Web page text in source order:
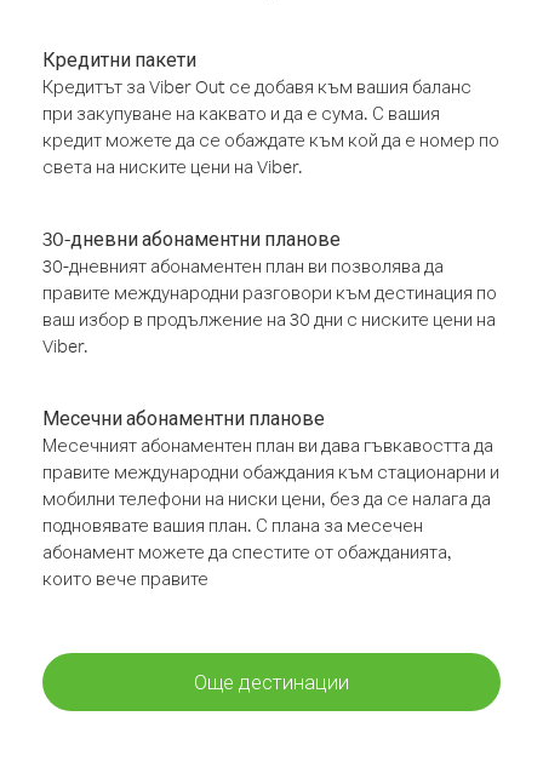
Кредитни пакети
Кредитът за Viber Out се добавя към вашия баланс
при закупуване на каквато и да е сума. С вашия
кредит можете да се обаждате към кой да е номер по
света на ниските цени на Viber.
30-дневни абонаментни планове
30-дневният абонаментен план ви позволява да
правите международни разговори към дестинация по
ваш избор в продължение на 30 дни с ниските цени на
Viber.
Месечни абонаментни планове
Месечният абонаментен план ви дава гъвкавостта да
правите международни обаждания към стационарни и
мобилни телефони на ниски цени, без да се налага да
подновявате вашия план. С плана за месечен
абонамент можете да спестите от обажданията,
които вече правите
Още дестинации